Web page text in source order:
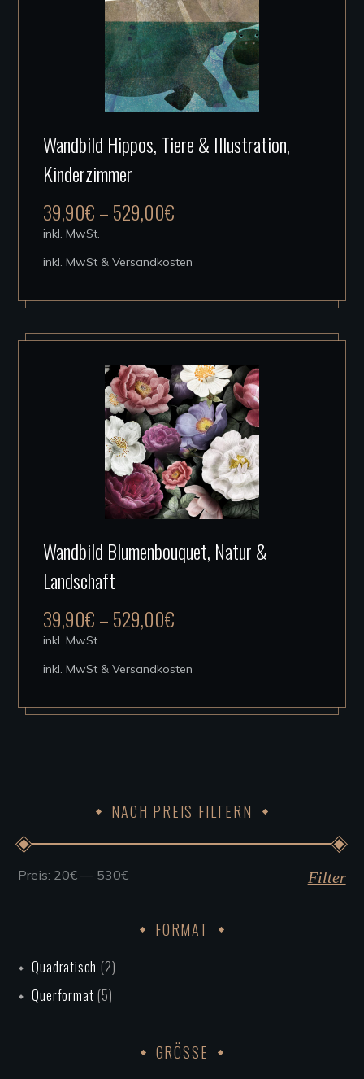
gewählt
werden
Produkt
Die
auf
der
Produktseite
gewählt
werden
Wandbild Hippos, Tiere & Illustration,
Kinderzimmer
39,90€–529,00€
inkl. MwSt.
inkl. MwSt & Versandkosten
Produkt
Die
gewählt
werden
Wandbild Blumenbouquet, Natur &
Landschaft
39,90€–529,00€
inkl. MwSt.
inkl. MwSt & Versandkosten
NACH PREIS FILTERN
Min.
Max.
Filter
Preis: 20€ — 530€
FORMAT
Quadratisch (2)
Querformat (5)
GRÖSSE